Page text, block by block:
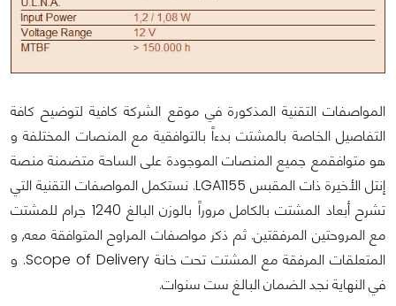
المواصفات التقنية المذكورة في موقع الشركة كافية لتوضيح كافة
التفاصيل الخاصة بالمشتت بدءاً بالتوافقية مع المنصات المختلفة و
هو متوافقمع جميع المنصات الموجودة على الساحة متضمنة منصة
إنتل الأخيرة ذات المقبس LGA1155. نستكمل المواصفات التقنية التي
تشرح أبعاد المشتت بالكامل مروراً بالوزن البالغ 1240 جرام للمشتت
مع المروحتين المرفقتين. ثم ذكر مواصفات المراوح المتوافقة معه, و
المتعلقات المرفقة مع المشتت تحت خانة Scope of Delivery. و
في النهاية نجد الضمان البالغ ست سنوات.